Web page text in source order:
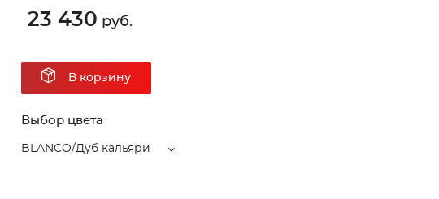
23 430 руб.
В корзину
Выбор цвета
BLANCO/Дуб кальяри